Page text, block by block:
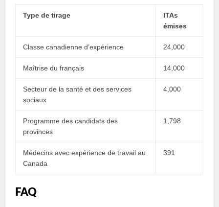
Type de tirage
ITAs
émises
Classe canadienne d’expérience 24,000
Maîtrise du français 14,000
Secteur de la santé et des services
sociaux
4,000
Programme des candidats des
provinces
1,798
Médecins avec expérience de travail au
Canada
391
FAQ